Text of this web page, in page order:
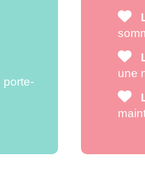
porte-
une